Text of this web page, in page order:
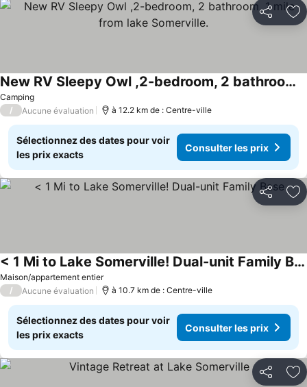
Partager
Camping
New RV Sleepy Owl ,2-bedroom, 2 bathroom, 1 mile from lake Somerville.
Consulter les prix
/ Aucune évaluation à 12.2 km de : Centre-ville
Sélectionnez des dates pour voir
les prix exacts
Consulter les prix
Partager
Maison/appartement entier
< 1 Mi to Lake Somerville! Dual-unit Family Base
Consulter les prix
/ Aucune évaluation à 10.7 km de : Centre-ville
Sélectionnez des dates pour voir
les prix exacts
Consulter les prix
Partager